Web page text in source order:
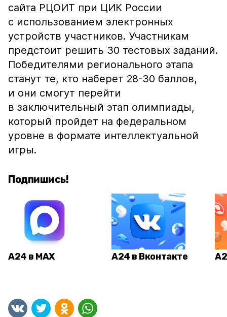
сайта РЦОИТ при ЦИК России
с использованием электронных
устройств участников. Участникам
предстоит решить 30 тестовых заданий.
Победителями регионального этапа
станут те, кто наберет 28-30 баллов,
и они смогут перейти
в заключительный этап олимпиады,
который пройдет на федеральном
уровне в формате интеллектуальной
игры.
Подпишись!
А24 в MAX А24 в Вконтакте